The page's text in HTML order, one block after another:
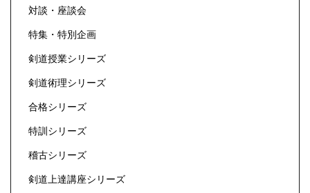
対談・座談会
特集・特別企画
剣道授業シリーズ
剣道術理シリーズ
合格シリーズ
特訓シリーズ
稽古シリーズ
剣道上達講座シリーズ